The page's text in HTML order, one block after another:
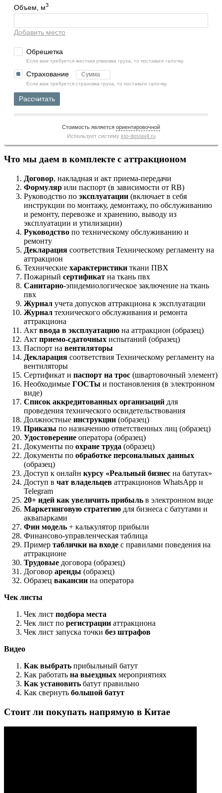
Объем, м3
Добавить место
Обрешетка
Если вам требуется жесткая упаковка груза, то поставьте галочку.
Страхование
Если вам требуется страховка груза, то поставьте галочку.
Рассчитать
Стоимость является ориентировочной
Использует систему kto-dostavit.ru
Что мы даем в комплекте с аттракционом
Договор, накладная и акт приема-передачи
Формуляр или паспорт (в зависимости от RB)
Руководство по эксплуатации (включает в себя
инструкции по монтажу, демонтажу, по обслуживанию
и ремонту, перевозке и хранению, выводу из
эксплуатации и утилизации)
Руководство по техническому обслуживанию и
ремонту
Декларация соответствия Техническому регламенту на
аттракцион
Технические характеристики ткани ПВХ
Пожарный сертификат на ткань пвх
Санитарно-эпидемиологическое заключение на ткань
пвх
Журнал учета допусков аттракциона к эксплуатации
Журнал технического обслуживания и ремонта
аттракциона
Акт ввода в эксплуатацию на аттракцион (образец)
Акт приемо-сдаточных испытаний (образец)
Паспорт на вентиляторы
Декларация соответствия Техническому регламенту на
вентиляторы
Сертификат и паспорт на трос (швартовочный элемент)
Необходимые ГОСТы и постановления (в электронном
виде)
Список аккредитованных организаций для
проведения технического освидетельствования
Должностные инструкции (образец)
Приказы по назначению ответственных лиц (образец)
Удостоверение оператора (образец)
Документы по охране труда (образец)
Документы по обработке персональных данных
(образец)
Доступ к онлайн курсу «Реальный бизнес на батутах»
Доступ в чат владельцев аттракционов WhatsApp и
Telegram
20+ идей как увеличить прибыль в электронном виде
Маркетинговую стратегию для бизнеса с батутами и
аквапарками
Фин модель + калькулятор прибыли
Финансово-управленческая таблица
Пример таблички на входе с правилами поведения на
аттракционе
Трудовые договора (образец)
Договор аренды (образец)
Образец вакансии на оператора
Чек листы
Чек лист подбора места
Чек лист по регистрации аттракциона
Чек лист запуска точки без штрафов
Видео
Как выбрать прибыльный батут
Как работать на выездных мероприятиях
Как установить батут правильно
Как свернуть большой батут
Стоит ли покупать напрямую в Китае